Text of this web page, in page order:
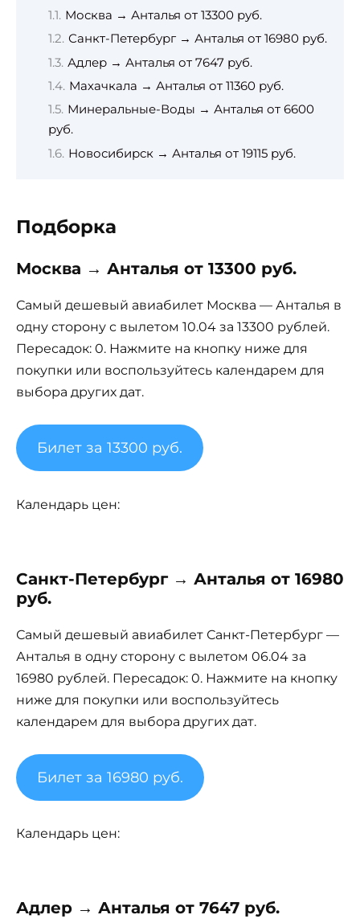
Москва → Анталья от 13300 руб.
Санкт-Петербург → Анталья от 16980 руб.
Адлер → Анталья от 7647 руб.
Махачкала → Анталья от 11360 руб.
Минеральные-Воды → Анталья от 6600
руб.
Новосибирск → Анталья от 19115 руб.
Подборка
Москва → Анталья от 13300 руб.
Самый дешевый авиабилет Москва — Анталья в
одну сторону с вылетом 10.04 за 13300 рублей.
Пересадок: 0. Нажмите на кнопку ниже для
покупки или воспользуйтесь календарем для
выбора других дат.
Билет за 13300 руб.
Календарь цен:
Санкт-Петербург → Анталья от 16980
руб.
Самый дешевый авиабилет Санкт-Петербург —
Анталья в одну сторону с вылетом 06.04 за
16980 рублей. Пересадок: 0. Нажмите на кнопку
ниже для покупки или воспользуйтесь
календарем для выбора других дат.
Билет за 16980 руб.
Календарь цен:
Адлер → Анталья от 7647 руб.